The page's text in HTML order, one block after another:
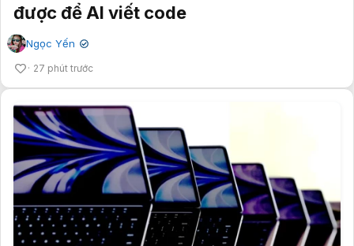
được để AI viết code
Ngọc Yến ✔
27 phút trước